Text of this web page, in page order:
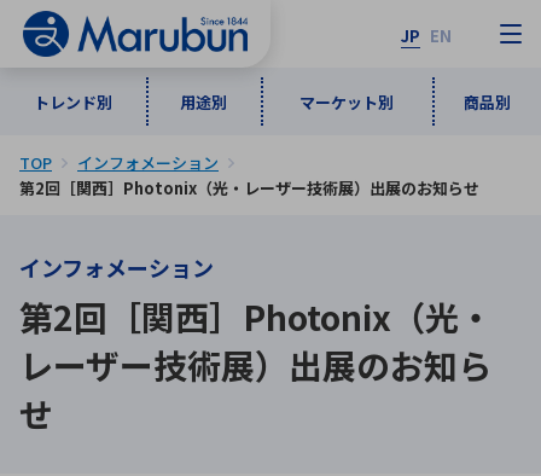
JP EN
トレンド別 用途別 マーケット別 商品別
トレンド別
インダストリアルDXソリューション
5G・Local 5G
用途別
通信・ネットワーク
監視・セキュリティ
マーケット別
自動車 産業
商品別
半導体・電子部品 ソフトウェア
メーカ一覧
50音順
あ行 か行 さ行
た行
な行
は行 ま行
や行
TOP
インフォメーション
第2回［関西］Photonix（光・レーザー技術展）出展のお知らせ
インフォメーション
第2回［関西］Photonix（光・
レーザー技術展）出展のお知ら
せ